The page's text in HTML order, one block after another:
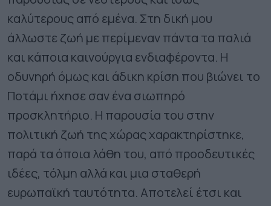
καλύτερους από εμένα. Στη δική μου
άλλωστε ζωή με περίμεναν πάντα τα παλιά
και κάποια καινούργια ενδιαφέροντα. Η
οδυνηρή όμως και άδικη κρίση που βιώνει το
Ποτάμι ήχησε σαν ένα σιωπηρό
προσκλητήριο. Η παρουσία του στην
πολιτική ζωή της χώρας χαρακτηρίστηκε,
παρά τα όποια λάθη του, από προοδευτικές
ιδέες, τόλμη αλλά και μια σταθερή
ευρωπαϊκή ταυτότητα. Αποτελεί έτσι και